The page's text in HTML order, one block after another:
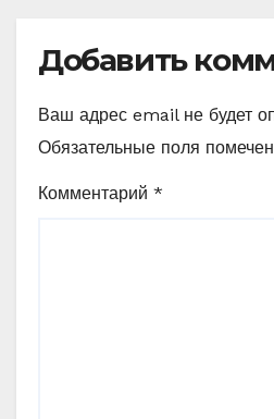
Добавить
Ваш адрес email не будет
Обязательные поля
Комментарий *